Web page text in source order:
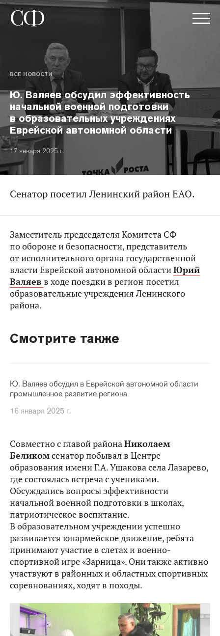
ВСЕ НОВОСТИ
Ю. Валяев обсудил эффективность
начальной военной подготовки
в образовательных учреждениях
Еврейской автономной области
17 января 2025 г.
Сенатор посетил Ленинский район ЕАО.
Заместитель председателя Комитета СФ
по обороне и безопасности, представитель
от исполнительного органа государственной
власти Еврейской автономной областиЮрий
Валяев в ходе поездки в регион посетил
образовательные учреждения Ленинского
района.
Смотрите также
Ю. Валяев обсудил в Еврейской автономной области
промышленное развитие региона
16 января 2025 г.
Совместно с главой районаНиколаем
Беликомсенатор побывал в Центре
образования имени Г.А. Ушакова села Лазарево,
где состоялась встреча с учениками.
Обсуждались вопросы эффективности
начальной военной подготовки в школах,
патриотическое воспитание.
В образовательном учреждении успешно
развивается юнармейское движение, ребята
принимают участие в слетах и военно-
спортивной игре «Зарница». Они также активно
участвуют в районных и областных спортивных
соревнованиях, ходят в походы.